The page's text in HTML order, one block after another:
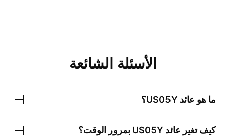
الأسئلة الشائعة
ما هو عائد US05Y؟
كيف تغير عائد US05Y بمرور الوقت؟